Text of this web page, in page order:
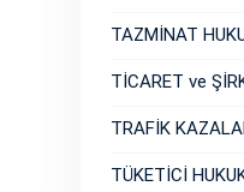
TAZMİNAT
TİCARET ve
TRAFİK
TÜKETİCİ